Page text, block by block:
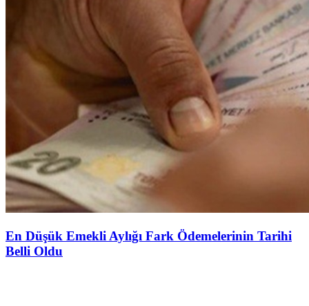
En Düşük Emekli Aylığı Fark Ödemelerinin Tarihi
Belli Oldu